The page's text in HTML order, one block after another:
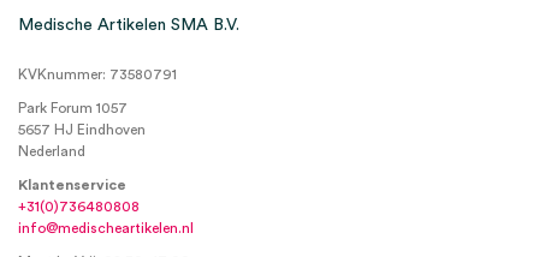
Medische Artikelen SMA B.V.
KVKnummer: 73580791
Park Forum 1057
5657 HJ Eindhoven
Nederland
Klantenservice
+31(0)736480808
info@medischeartikelen.nl